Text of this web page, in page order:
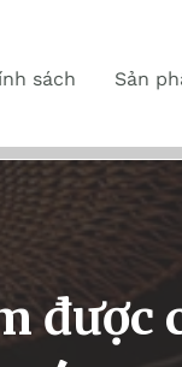
sách Sản
được